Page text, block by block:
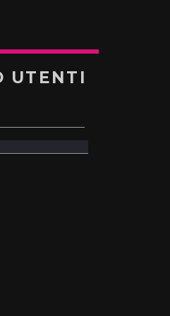
UTENTI